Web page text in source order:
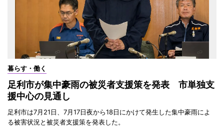
暮らす・働く
足利市が集中豪雨の被災者支援策を発表 市単独支
援中心の見通し
足利市は7月21日、7月17日夜から18日にかけて発生した集中豪雨によ
る被害状況と被災者支援策を発表した。